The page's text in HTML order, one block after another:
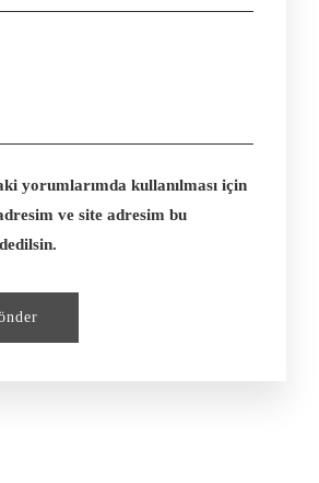
yorumlarımda kullanılması için
ve site adresim bu